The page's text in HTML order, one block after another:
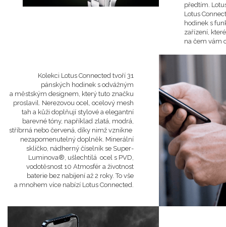
předtím.
Lotus
hodinek s
zařízení,
na čem vám
Kolekci Lotus Connected tvoří 31
pánských hodinek s odvážným
a městským designem, který tuto značku
proslavil. Nerezovou ocel, ocelový mesh
tah a kůži doplňují stylové a elegantní
barevné tóny, například zlatá, modrá,
stříbrná nebo červená, díky nimž vznikne
nezapomenutelný doplněk. Minerální
sklíčko, nádherný číselník se Super-
Luminova®, ušlechtilá ocel s PVD,
vodotěsnost 10 Atmosfér a životnost
baterie bez nabíjení až 2 roky. To vše
a mnohem více nabízí Lotus Connected.